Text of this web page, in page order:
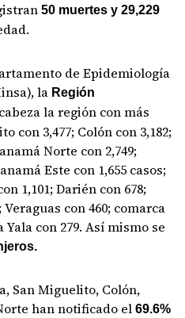
50 muertes y 29,229
de Epidemiología
la Región
la región con más
con 3,477; Colón con 3,182;
Norte con 2,749;
Este con 1,655 casos;
1,101; Darién con 678;
con 460; comarca
con 279. Así mismo se
San Miguelito, Colón,
han notificado el69.6%